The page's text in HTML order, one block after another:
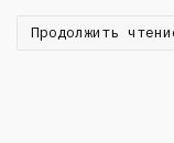
Продолжить